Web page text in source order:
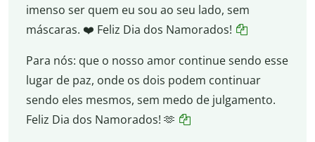
imenso ser quem eu sou ao seu lado, sem
máscaras. ❤️ Feliz Dia dos Namorados!
Para nós: que o nosso amor continue sendo esse
lugar de paz, onde os dois podem continuar
sendo eles mesmos, sem medo de julgamento.
Feliz Dia dos Namorados! 🫶